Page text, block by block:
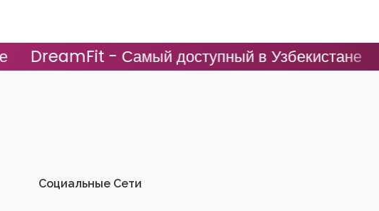
DreamFit - Самый доступный в Узбекистане
Социальные Сети